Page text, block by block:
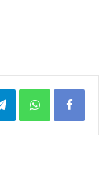
Facebook